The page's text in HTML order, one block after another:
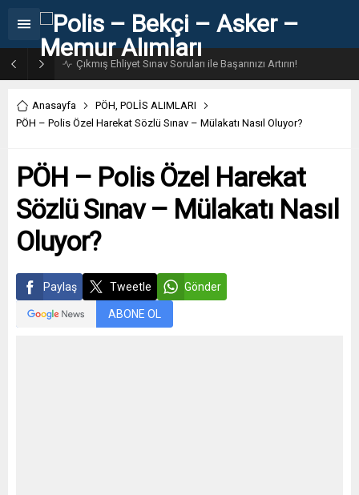
Anasayfa PÖH, POLİS ALIMLARI
PÖH – Polis Özel Harekat Sözlü Sınav – Mülakatı Nasıl Oluyor?
PÖH – Polis Özel Harekat
Sözlü Sınav – Mülakatı Nasıl
Oluyor?
Paylaş Tweetle Gönder
ABONE OL